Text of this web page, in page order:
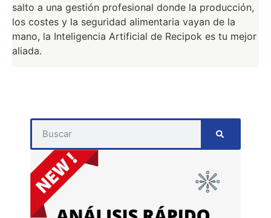
salto a una gestión profesional donde la producción,
los costes y la seguridad alimentaria vayan de la
mano, la Inteligencia Artificial de Recipok es tu mejor
aliada.